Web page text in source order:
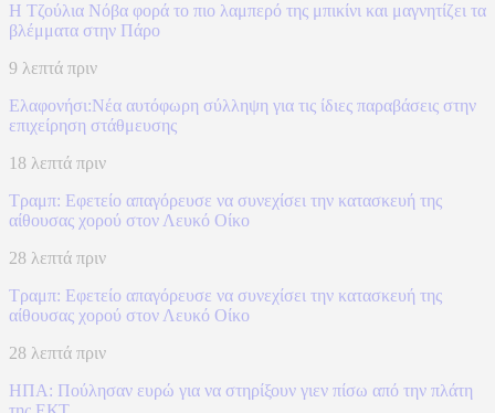
Η Τζούλια Νόβα φορά το πιο λαμπερό της μπικίνι και μαγνητίζει τα
βλέμματα στην Πάρο
9 λεπτά πριν
Ελαφονήσι:Νέα αυτόφωρη σύλληψη για τις ίδιες παραβάσεις στην
επιχείρηση στάθμευσης
18 λεπτά πριν
Τραμπ: Εφετείο απαγόρευσε να συνεχίσει την κατασκευή της
αίθουσας χορού στον Λευκό Οίκο
28 λεπτά πριν
Τραμπ: Εφετείο απαγόρευσε να συνεχίσει την κατασκευή της
αίθουσας χορού στον Λευκό Οίκο
28 λεπτά πριν
ΗΠΑ: Πούλησαν ευρώ για να στηρίξουν γιεν πίσω από την πλάτη